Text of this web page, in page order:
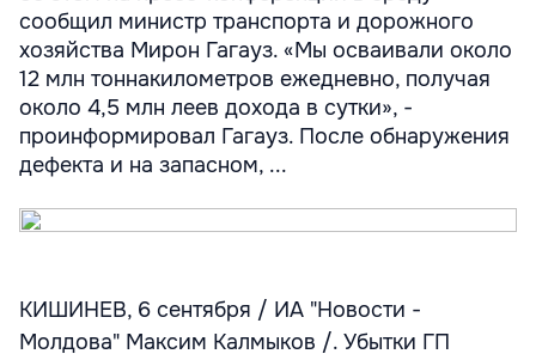
сообщил министр транспорта и дорожного
хозяйства Мирон Гагауз. «Мы осваивали около
12 млн тоннакилометров ежедневно, получая
около 4,5 млн леев дохода в сутки», -
проинформировал Гагауз. После обнаружения
дефекта и на запасном, ...
КИШИНЕВ, 6 сентября / ИА "Новости -
Молдова" Максим Калмыков /. Убытки ГП